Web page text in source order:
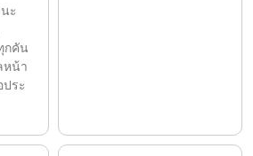
ะ
กคัน
หน้า
ระ